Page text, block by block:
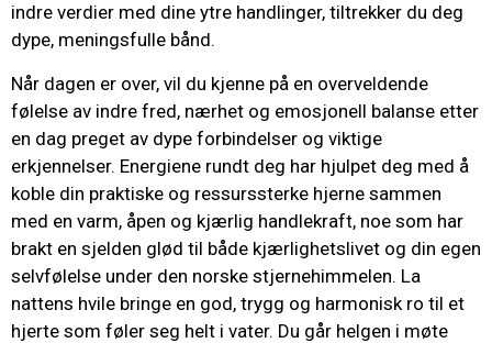
indre verdier med dine ytre handlinger, tiltrekker du deg
dype, meningsfulle bånd.
Når dagen er over, vil du kjenne på en overveldende
følelse av indre fred, nærhet og emosjonell balanse etter
en dag preget av dype forbindelser og viktige
erkjennelser. Energiene rundt deg har hjulpet deg med å
koble din praktiske og ressurssterke hjerne sammen
med en varm, åpen og kjærlig handlekraft, noe som har
brakt en sjelden glød til både kjærlighetslivet og din egen
selvfølelse under den norske stjernehimmelen. La
nattens hvile bringe en god, trygg og harmonisk ro til et
hjerte som føler seg helt i vater. Du går helgen i møte